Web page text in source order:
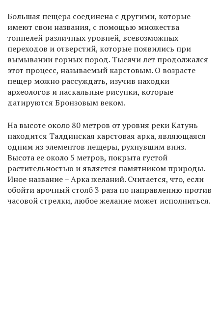
Большая пещера соединена с другими, которые
имеют свои названия, с помощью множества
тоннелей различных уровней, всевозможных
переходов и отверстий, которые появились при
вымывании горных пород. Тысячи лет продолжался
этот процесс, называемый карстовым. О возрасте
пещер можно рассуждать, изучив находки
археологов и наскальные рисунки, которые
датируются Бронзовым веком.
На высоте около 80 метров от уровня реки Катунь
находится Талдинская карстовая арка, являющаяся
одним из элементов пещеры, рухнувшим вниз.
Высота ее около 5 метров, покрыта густой
растительностью и является памятником природы.
Иное название – Арка желаний. Считается, что, если
обойти арочный столб 3 раза по направлению против
часовой стрелки, любое желание может исполниться.